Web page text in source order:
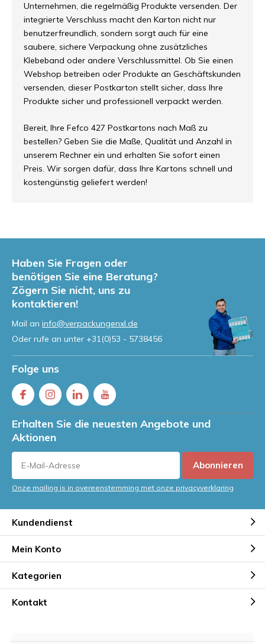
Unternehmen, die regelmäßig Produkte versenden. Der
integrierte Verschluss macht den Karton nicht nur
benutzerfreundlich, sondern sorgt auch für eine
saubere, sichere Verpackung ohne zusätzliches
Klebeband oder andere Verschlussmittel. Ob Sie einen
Webshop betreiben oder Produkte an Geschäftskunden
versenden, dieser Postkarton stellt sicher, dass Ihre
Produkte sicher und professionell verpackt werden.
Bereit, Ihre Fefco 427 Postkartons nach Maß zu
bestellen? Geben Sie die Maße, Qualität und Anzahl in
unserem Rechner ein und erhalten Sie sofort einen
Preis. Wir sorgen dafür, dass Ihre Kartons schnell und
kostengünstig geliefert werden!
Haben Sie Fragen oder
benötigen Sie eine Beratung?
Zögern Sie nicht, uns zu
kontaktieren!
Mail an info@verpackungenxl.de
Oder rufe an unter +31(0)53 - 5738456
Folge uns
Erhalten Sie die neuesten Angebote und
Aktionen
Abonnieren
Onze mailing is in overeenstemming met onze privacyverklaring
Kundendienst
Mein Konto
Kategorien
Kontakt